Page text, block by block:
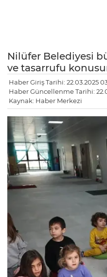
Nilüfer Belediyesi
ve tasarrufu
Haber Giriş Tarihi: 22.03.2025
Haber Güncellenme Tarihi:
Kaynak: Haber Merkezi